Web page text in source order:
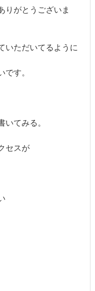
りがとうございま
いただいてるように
です。
いてみる。
セスが